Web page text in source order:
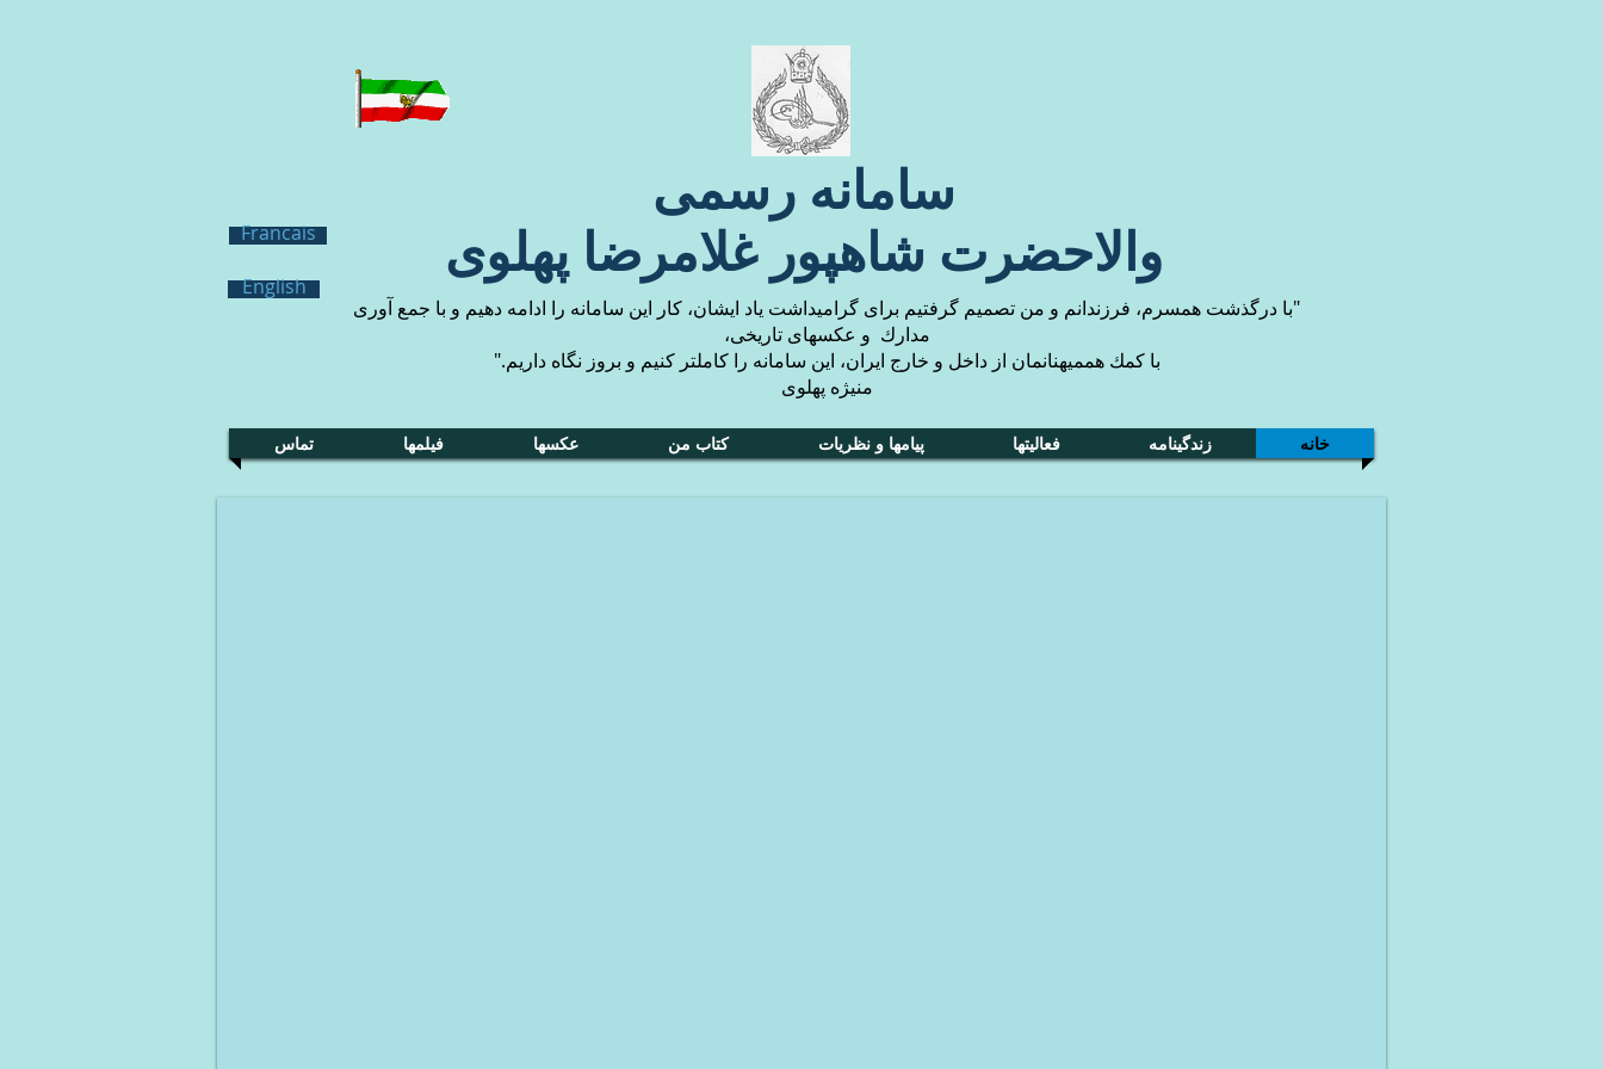
سامانه رسمی
والاحضرت شاهپور غلامرضا پهلوی
English
Francais
"با درگذشت همسرم، فرزندانم و من تصميم گرفتيم براى گراميداشت ياد ايشان، كار اين سامانه را ادامه دهيم و با جمع آورى
مدارك و عكسهاى تاريخى،
با كمك همميهنانمان از داخل و خارج ايران، اين سامانه را كاملتر كنيم و بروز نگاه داريم."
منيژه پهلوى
تماس فیلمها عکسها کتاب من پیامها و نظریات فعالیتها زندگینامه خانه